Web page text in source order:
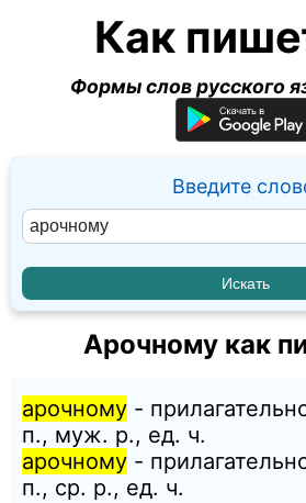
Как
Формы слов русского
Введите
Арочному как
арочному -
п., муж. p., ед. ч.
арочному -
п., ср. p., ед. ч.